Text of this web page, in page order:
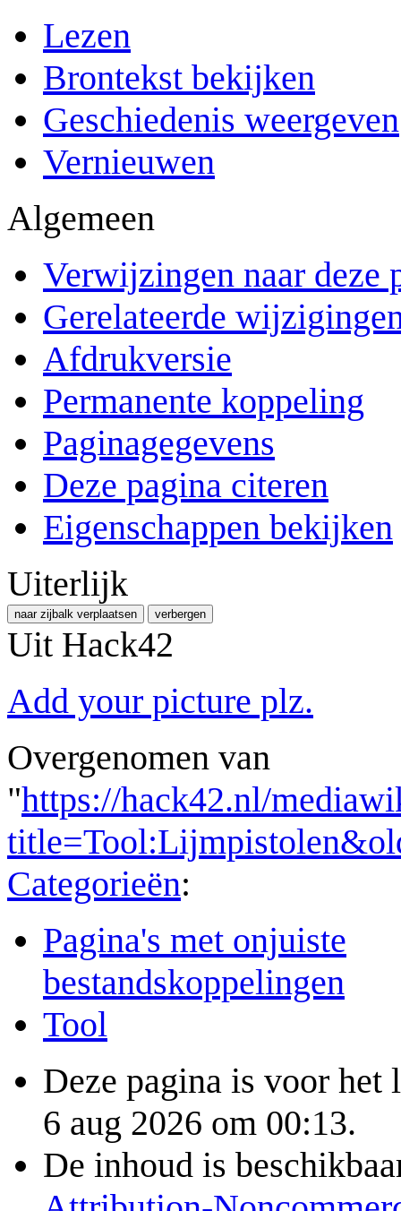
Lezen
Brontekst bekijken
Geschiedenis weergeven
Vernieuwen
Algemeen
Verwijzingen naar deze
Gerelateerde
Afdrukversie
Permanente koppeling
Paginagegevens
Deze pagina citeren
Eigenschappen bekijken
Uiterlijk
naar zijbalk verplaatsen verbergen
Uit Hack42
Add your picture plz.
Overgenomen van
"https://hack42.nl/
Categorieën:
Pagina's met onjuiste
bestandskoppelingen
Tool
Deze pagina is voor het
6 aug 2026 om 00:13.
De inhoud is